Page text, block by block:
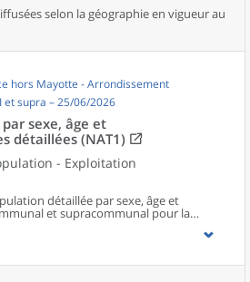
selon la géographie en vigueur au
hors Mayotte - Arrondissement
et supra – 25/06/2026
sexe, âge et
détaillées (NAT1)
- Exploitation
détaillée par sexe, âge et
et supracommunal pour la